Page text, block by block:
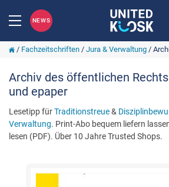
NEWS
/ Fachzeitschriften/ Jura & Verwaltung/
Archiv des öffentlichen
und epaper
Lesetipp fürTraditionstreue&
Verwaltung. Print-Abo bequem liefern
lesen (PDF). Über 10 Jahre Trusted Shops.